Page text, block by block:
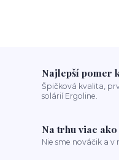
Najlepší pomer
Špičková kvalita,
solárií Ergoline.
Na trhu viac
Nie sme nováčik a v